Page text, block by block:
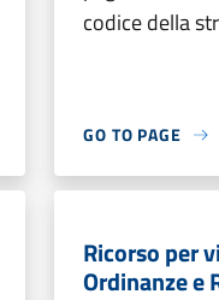
codice della
GO TO PAGE
Ricorso per
Ordinanze e